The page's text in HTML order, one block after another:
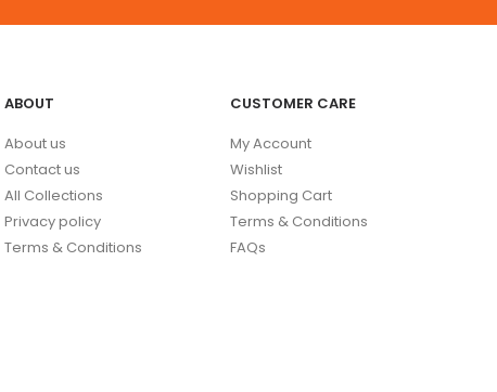
ABOUT
About us
Contact us
All Collections
Privacy policy
Terms & Conditions
CUSTOMER CARE
My Account
Wishlist
Shopping Cart
Terms & Conditions
FAQs